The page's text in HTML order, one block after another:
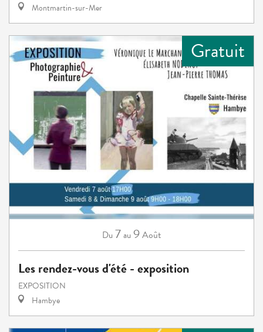
Montmartin-sur-Mer
Gratuit
Du7au9Août
Les rendez-vous d'été - exposition
EXPOSITION
Hambye